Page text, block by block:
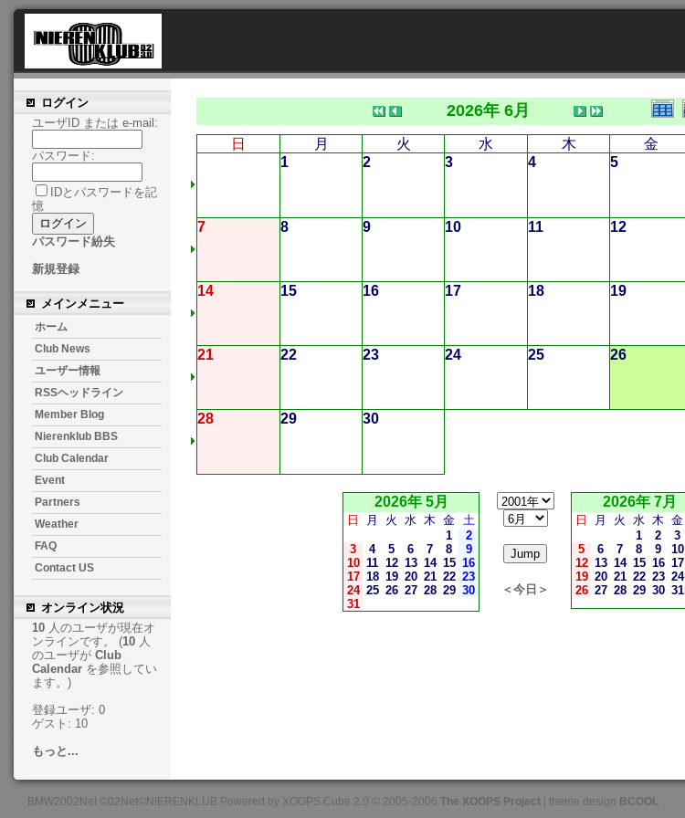
ログイン
ユーザID または e-mail:
パスワード:
IDとパスワードを記
憶
パスワード紛失
新規登録
メインメニュー
ホーム
Club News
ユーザー情報
RSSヘッドライン
Member Blog
Nierenklub BBS
Club Calendar
Event
Partners
Weather
FAQ
Contact US
オンライン状況
10 人のユーザが現在オ
ンラインです。 (10 人
のユーザが Club
Calendar を参照してい
ます。)
登録ユーザ: 0
ゲスト: 10
もっと...
2026年 6月
日 月 火 水 木 金
1
2 3 4 5
7 8 9 10 11 12
14 15 16 17 18 19
21 22 23 24 25 26
28 29 30
2026年 5月
日 月 火 水 木 金 土
1
2
3
4 5 6 7 8
9
10 11 12 13 14 15 16
17 18 19 20 21 22 23
24 25 26 27 28 29 30
31
＜今日＞
2026年 7月
日 月 火 水 木 金
1
2 3
5
6 7 8 9 10
12 13 14 15 16 17
19 20 21 22 23 24
26 27 28 29 30 31
BMW2002Net ©02Net©NIERENKLUB Powered by XOOPS Cube 2.0 © 2005-2006 The XOOPS Project | theme design BCOOL